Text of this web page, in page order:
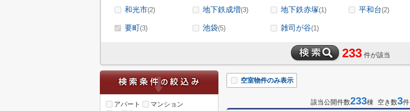
和光市(2) 地下鉄成増(3) 地下鉄赤塚(1) 平和台(2)
要町(3) 池袋(5) 雑司が谷(1)
233 件が該当
空室物件のみ表示
該当公開件数233棟 空き数3件
アパート
マンション